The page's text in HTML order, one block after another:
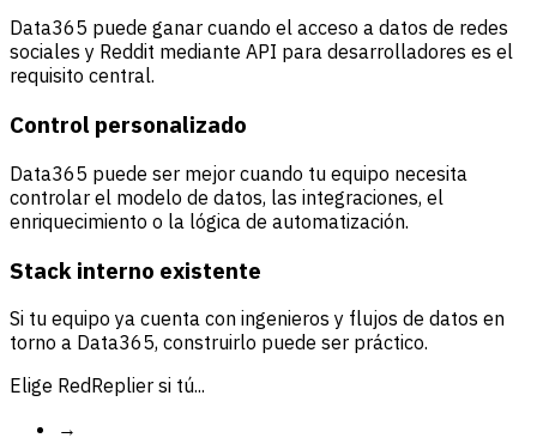
Data365 puede ganar cuando el acceso a datos de redes
sociales y Reddit mediante API para desarrolladores es el
requisito central.
Control personalizado
Data365 puede ser mejor cuando tu equipo necesita
controlar el modelo de datos, las integraciones, el
enriquecimiento o la lógica de automatización.
Stack interno existente
Si tu equipo ya cuenta con ingenieros y flujos de datos en
torno a Data365, construirlo puede ser práctico.
Elige RedReplier si tú...
→